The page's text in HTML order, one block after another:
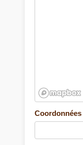
Coordonnées